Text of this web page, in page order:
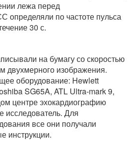
лежа перед
определяли по частоте пульса
30 с.
на бумагу со скоростью
двухмерного изображения.
оборудование: Hewlett
SG65A, ATL Ultra-mark 9,
центре эхокардиографию
исследователь. Для
все они получали
инструкции.